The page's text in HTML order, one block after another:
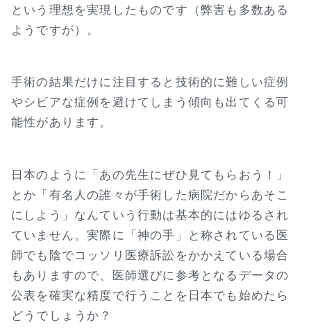
という理想を実現したものです（弊害も多数ある
ようですが）。
手術の結果だけに注目すると技術的に難しい症例
やシビアな症例を避けてしまう傾向も出てくる可
能性があります。
日本のように「あの先生にぜひ見てもらおう！」
とか「有名人の誰々が手術した病院だからあそこ
にしよう」なんていう行動は基本的にはゆるされ
ていません。実際に「神の手」と称されている医
師でも陰でコッソリ医療訴訟をかかえている場合
もありますので、医師選びに参考となるデータの
公表を確実な精度で行うことを日本でも始めたら
どうでしょうか？